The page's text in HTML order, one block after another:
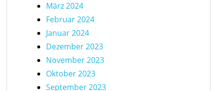
März 2024
Februar 2024
Januar 2024
Dezember 2023
November 2023
Oktober 2023
September 2023